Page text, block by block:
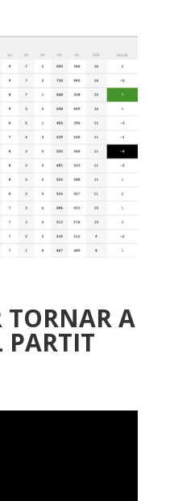
TORNAR A
PARTIT